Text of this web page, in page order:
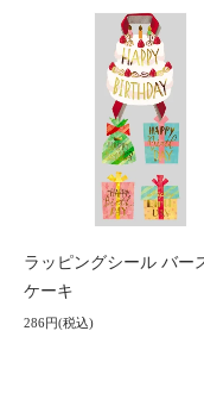
ラッピングシール バー
ケーキ
286円(税込)